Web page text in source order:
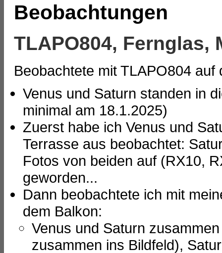
Beobachtungen
TLAPO804, Fernglas,
Beobachtete mit TLAPO804
Venus und Saturn standen in
minimal am 18.1.2025)
Zuerst habe ich Venus und
Terrasse aus beobachtet:
Fotos von beiden auf (RX10,
geworden...
Dann beobachtete ich mit
dem Balkon:
Venus und Saturn
zusammen ins Bildfeld),